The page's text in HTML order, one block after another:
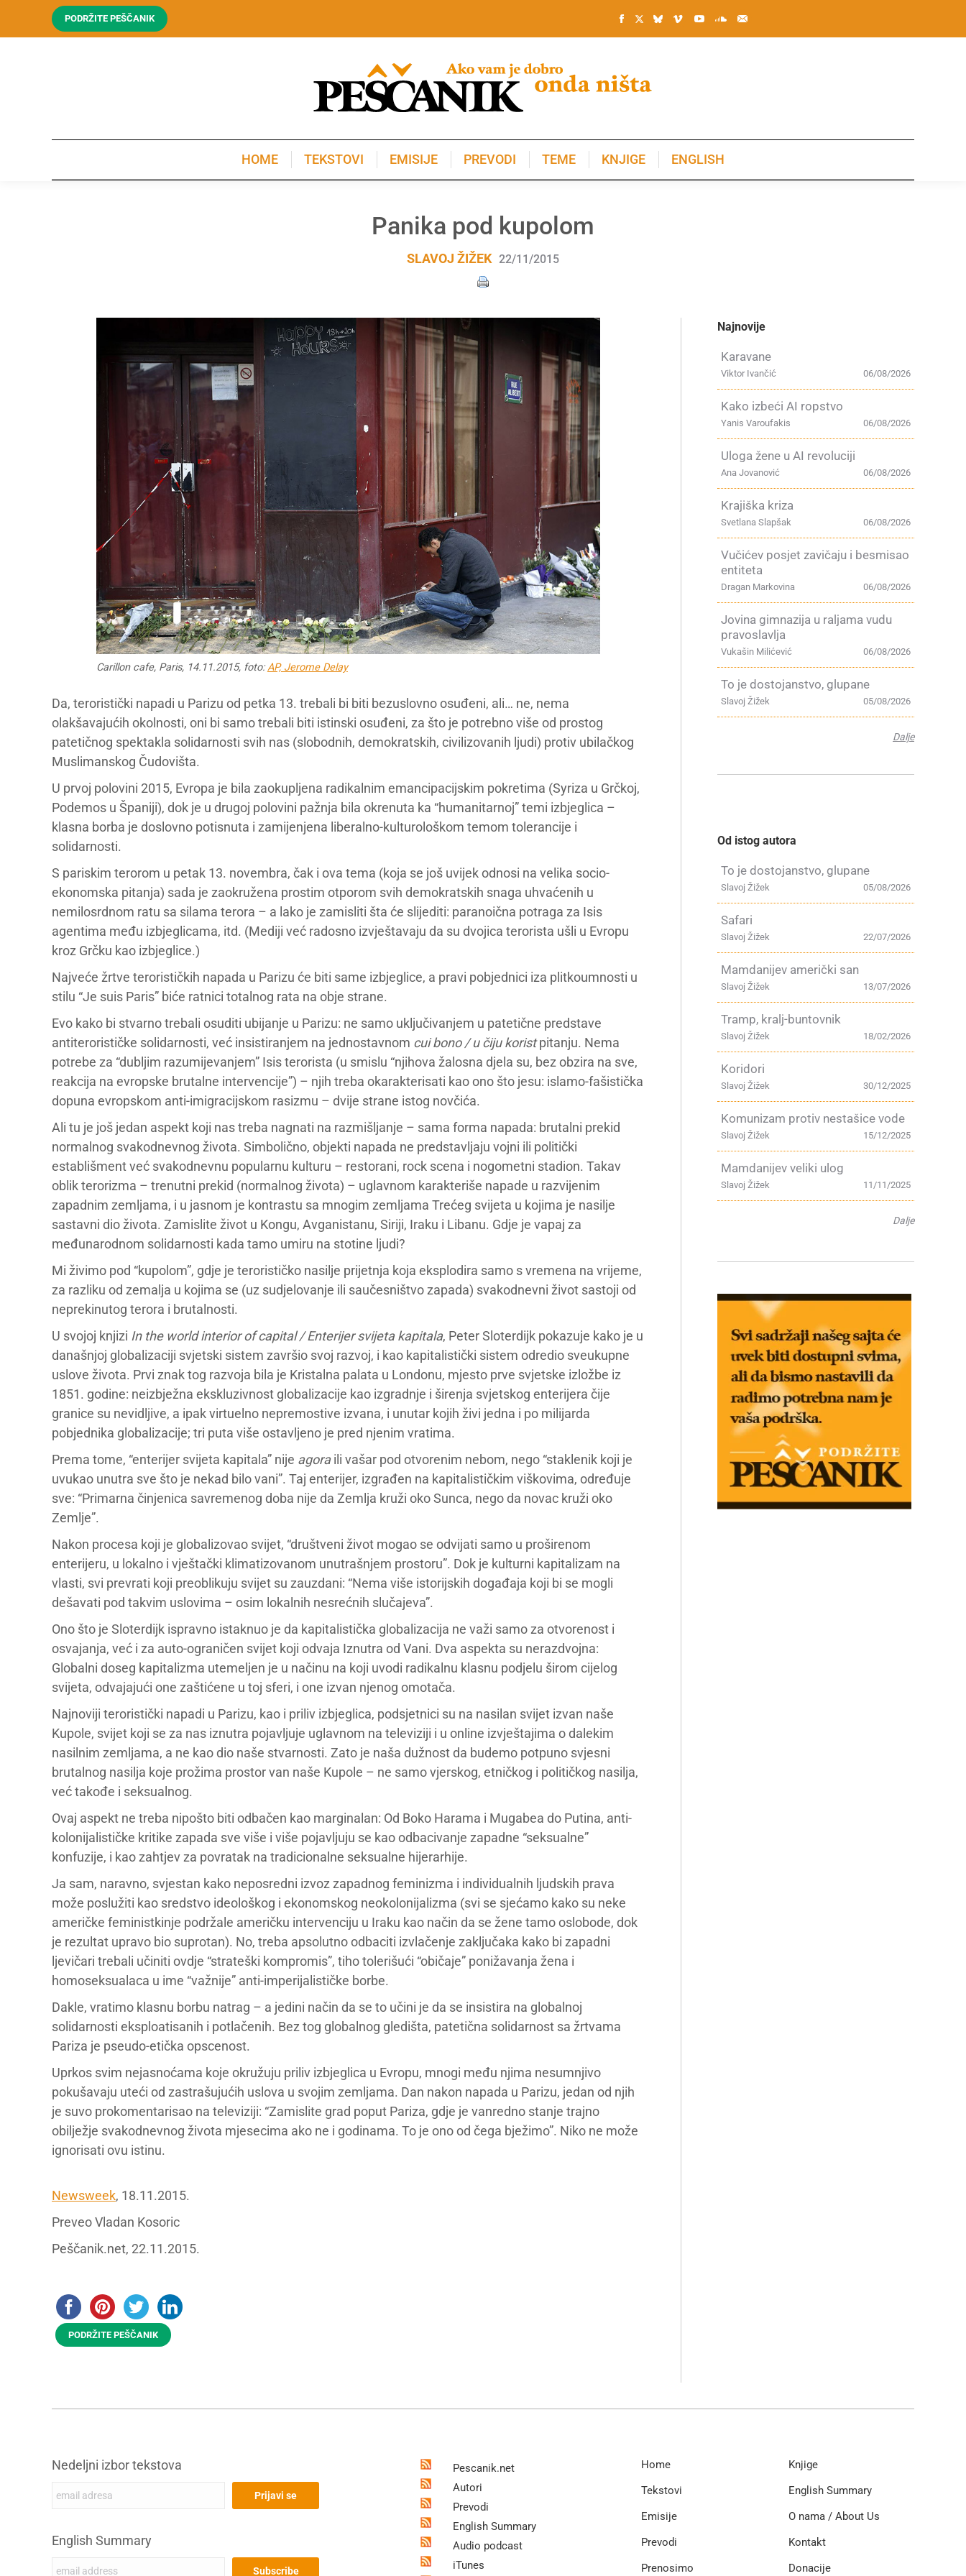
PODRŽITE PEŠČANIK
HOME TEKSTOVI EMISIJE PREVODI TEME KNJIGE ENGLISH
Panika pod kupolom
SLAVOJ ŽIŽEK 22/11/2015
Carillon cafe, Paris, 14.11.2015, foto:AP, Jerome Delay
Da, teroristički napadi u Parizu od petka 13. trebali bi biti bezuslovno osuđeni, ali… ne, nema
olakšavajućih okolnosti, oni bi samo trebali biti istinski osuđeni, za što je potrebno više od prostog
patetičnog spektakla solidarnosti svih nas (slobodnih, demokratskih, civilizovanih ljudi) protiv ubilačkog
Muslimanskog Čudovišta.
U prvoj polovini 2015, Evropa je bila zaokupljena radikalnim emancipacijskim pokretima (Syriza u Grčkoj,
Podemos u Španiji), dok je u drugoj polovini pažnja bila okrenuta ka “humanitarnoj” temi izbjeglica –
klasna borba je doslovno potisnuta i zamijenjena liberalno-kulturološkom temom tolerancije i
solidarnosti.
S pariskim terorom u petak 13. novembra, čak i ova tema (koja se još uvijek odnosi na velika socio-
ekonomska pitanja) sada je zaokružena prostim otporom svih demokratskih snaga uhvaćenih u
nemilosrdnom ratu sa silama terora – a lako je zamisliti šta će slijediti: paranoična potraga za Isis
agentima među izbjeglicama, itd. (Mediji već radosno izvještavaju da su dvojica terorista ušli u Evropu
kroz Grčku kao izbjeglice.)
Najveće žrtve terorističkih napada u Parizu će biti same izbjeglice, a pravi pobjednici iza plitkoumnosti u
stilu “Je suis Paris” biće ratnici totalnog rata na obje strane.
Evo kako bi stvarno trebali osuditi ubijanje u Parizu: ne samo uključivanjem u patetične predstave
antiterorističke solidarnosti, već insistiranjem na jednostavnom cui bono / u čiju koristpitanju. Nema
potrebe za “dubljim razumijevanjem” Isis terorista (u smislu “njihova žalosna djela su, bez obzira na sve,
reakcija na evropske brutalne intervencije”) – njih treba okarakterisati kao ono što jesu: islamo-fašistička
dopuna evropskom anti-imigracijskom rasizmu – dvije strane istog novčića.
Ali tu je još jedan aspekt koji nas treba nagnati na razmišljanje – sama forma napada: brutalni prekid
normalnog svakodnevnog života. Simbolično, objekti napada ne predstavljaju vojni ili politički
establišment već svakodnevnu popularnu kulturu – restorani, rock scena i nogometni stadion. Takav
oblik terorizma – trenutni prekid (normalnog života) – uglavnom karakteriše napade u razvijenim
zapadnim zemljama, i u jasnom je kontrastu sa mnogim zemljama Trećeg svijeta u kojima je nasilje
sastavni dio života. Zamislite život u Kongu, Avganistanu, Siriji, Iraku i Libanu. Gdje je vapaj za
međunarodnom solidarnosti kada tamo umiru na stotine ljudi?
Mi živimo pod “kupolom”, gdje je terorističko nasilje prijetnja koja eksplodira samo s vremena na vrijeme,
za razliku od zemalja u kojima se (uz sudjelovanje ili saučesništvo zapada) svakodnevni život sastoji od
neprekinutog terora i brutalnosti.
U svojoj knjizi In the world interior of capital / Enterijer svijeta kapitala, Peter Sloterdijk pokazuje kako je u
današnjoj globalizaciji svjetski sistem završio svoj razvoj, i kao kapitalistički sistem odredio sveukupne
uslove života. Prvi znak tog razvoja bila je Kristalna palata u Londonu, mjesto prve svjetske izložbe iz
1851. godine: neizbježna ekskluzivnost globalizacije kao izgradnje i širenja svjetskog enterijera čije
granice su nevidljive, a ipak virtuelno nepremostive izvana, i unutar kojih živi jedna i po milijarda
pobjednika globalizacije; tri puta više ostavljeno je pred njenim vratima.
Prema tome, “enterijer svijeta kapitala” nije agoraili vašar pod otvorenim nebom, nego “staklenik koji je
uvukao unutra sve što je nekad bilo vani”. Taj enterijer, izgrađen na kapitalističkim viškovima, određuje
sve: “Primarna činjenica savremenog doba nije da Zemlja kruži oko Sunca, nego da novac kruži oko
Zemlje”.
Nakon procesa koji je globalizovao svijet, “društveni život mogao se odvijati samo u proširenom
enterijeru, u lokalno i vještački klimatizovanom unutrašnjem prostoru”. Dok je kulturni kapitalizam na
vlasti, svi prevrati koji preoblikuju svijet su zauzdani: “Nema više istorijskih događaja koji bi se mogli
dešavati pod takvim uslovima – osim lokalnih nesrećnih slučajeva”.
Ono što je Sloterdijk ispravno istaknuo je da kapitalistička globalizacija ne važi samo za otvorenost i
osvajanja, već i za auto-ograničen svijet koji odvaja Iznutra od Vani. Dva aspekta su nerazdvojna:
Globalni doseg kapitalizma utemeljen je u načinu na koji uvodi radikalnu klasnu podjelu širom cijelog
svijeta, odvajajući one zaštićene u toj sferi, i one izvan njenog omotača.
Najnoviji teroristički napadi u Parizu, kao i priliv izbjeglica, podsjetnici su na nasilan svijet izvan naše
Kupole, svijet koji se za nas iznutra pojavljuje uglavnom na televiziji i u online izvještajima o dalekim
nasilnim zemljama, a ne kao dio naše stvarnosti. Zato je naša dužnost da budemo potpuno svjesni
brutalnog nasilja koje prožima prostor van naše Kupole – ne samo vjerskog, etničkog i političkog nasilja,
već takođe i seksualnog.
Ovaj aspekt ne treba nipošto biti odbačen kao marginalan: Od Boko Harama i Mugabea do Putina, anti-
kolonijalističke kritike zapada sve više i više pojavljuju se kao odbacivanje zapadne “seksualne”
konfuzije, i kao zahtjev za povratak na tradicionalne seksualne hijerarhije.
Ja sam, naravno, svjestan kako neposredni izvoz zapadnog feminizma i individualnih ljudskih prava
može poslužiti kao sredstvo ideološkog i ekonomskog neokolonijalizma (svi se sjećamo kako su neke
američke feministkinje podržale američku intervenciju u Iraku kao način da se žene tamo oslobode, dok
je rezultat upravo bio suprotan). No, treba apsolutno odbaciti izvlačenje zaključaka kako bi zapadni
ljevičari trebali učiniti ovdje “strateški kompromis”, tiho tolerišući “običaje” ponižavanja žena i
homoseksualaca u ime “važnije” anti-imperijalističke borbe.
Dakle, vratimo klasnu borbu natrag – a jedini način da se to učini je da se insistira na globalnoj
solidarnosti eksploatisanih i potlačenih. Bez tog globalnog gledišta, patetična solidarnost sa žrtvama
Pariza je pseudo-etička opscenost.
Uprkos svim nejasnoćama koje okružuju priliv izbjeglica u Evropu, mnogi među njima nesumnjivo
pokušavaju uteći od zastrašujućih uslova u svojim zemljama. Dan nakon napada u Parizu, jedan od njih
je suvo prokomentarisao na televiziji: “Zamislite grad poput Pariza, gdje je vanredno stanje trajno
obilježje svakodnevnog života mjesecima ako ne i godinama. To je ono od čega bježimo”. Niko ne može
ignorisati ovu istinu.
Newsweek, 18.11.2015.
Preveo Vladan Kosoric
Peščanik.net, 22.11.2015.
PODRŽITE PEŠČANIK
Najnovije
Karavane
06/08/2026
Viktor Ivančić
Kako izbeći AI ropstvo
06/08/2026
Yanis Varoufakis
Uloga žene u AI revoluciji
06/08/2026
Ana Jovanović
Krajiška kriza
06/08/2026
Svetlana Slapšak
Vučićev posjet zavičaju i besmisao
entiteta
06/08/2026
Dragan Markovina
Jovina gimnazija u raljama vudu
pravoslavlja
06/08/2026
Vukašin Milićević
To je dostojanstvo, glupane
05/08/2026
Slavoj Žižek
Dalje
Od istog autora
To je dostojanstvo, glupane
05/08/2026
Slavoj Žižek
Safari
22/07/2026
Slavoj Žižek
Mamdanijev američki san
13/07/2026
Slavoj Žižek
Tramp, kralj-buntovnik
18/02/2026
Slavoj Žižek
Koridori
30/12/2025
Slavoj Žižek
Komunizam protiv nestašice vode
15/12/2025
Slavoj Žižek
Mamdanijev veliki ulog
11/11/2025
Slavoj Žižek
Dalje
Nedeljni izbor tekstova
English Summary
Pescanik.net
Autori
Prevodi
English Summary
Audio podcast
iTunes
Home
Tekstovi
Emisije
Prevodi
Prenosimo
Knjige
English Summary
O nama / About Us
Kontakt
Donacije
KNJIGE ENGLISH